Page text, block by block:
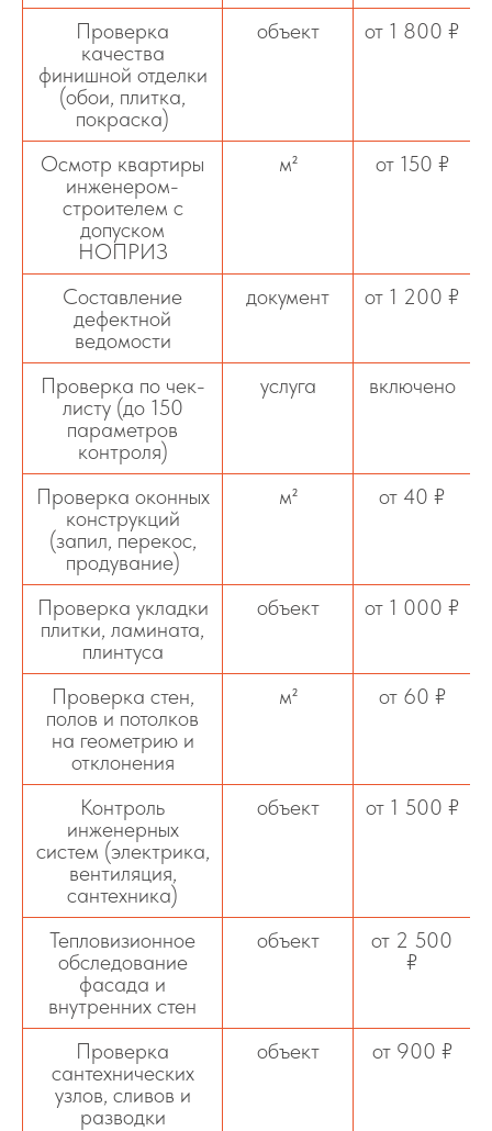
Проверка
качества
финишной отделки
(обои, плитка,
покраска)
объект от 1 800 ₽
Осмотр квартиры
инженером-
строителем с
допуском
НОПРИЗ
м² от 150 ₽
Составление
дефектной
ведомости
документ от 1 200 ₽
Проверка по чек-
листу (до 150
параметров
контроля)
услуга включено
Проверка оконных
конструкций
(запил, перекос,
продувание)
м² от 40 ₽
Проверка укладки
плитки, ламината,
плинтуса
объект от 1 000 ₽
Проверка стен,
полов и потолков
на геометрию и
отклонения
м² от 60 ₽
Контроль
инженерных
систем (электрика,
вентиляция,
сантехника)
объект от 1 500 ₽
Тепловизионное
обследование
фасада и
внутренних стен
объект
от 2 500
₽
Проверка
сантехнических
узлов, сливов и
разводки
объект от 900 ₽